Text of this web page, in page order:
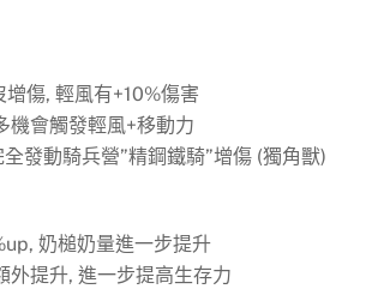
增傷, 輕風有+10%傷害
機會觸發輕風+移動力
發動騎兵營”精鋼鐵騎”增傷 (獨角獸)
奶槌奶量進一步提升
外提升, 進一步提高生存力